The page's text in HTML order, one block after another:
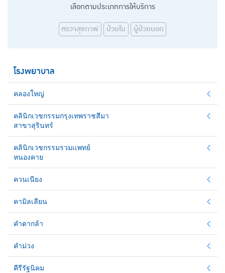
เลือกตามประเภทการให้บริการ
ตรวจสุขภาพ ป่วยใน ผู้ป่วยนอก
โรงพยาบาล
คลองใหญ่
คลินิกเวชกรรมกรุงเทพราชสีมา
สาขาสุรินทร์
คลินิกเวชกรรมรวมเเพทย์
หนองคาย
ควนเนียง
คามิลเลียน
คำตากล้า
คำม่วง
คีรีรัฐนิคม